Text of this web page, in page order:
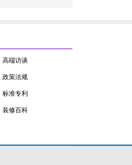
高端访谈
政策法规
标准专利
装修百科